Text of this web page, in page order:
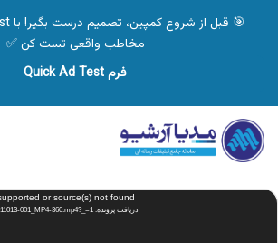
مخاطب واقعی تست کن ✅
فرم Quick Ad Test
نمایشگر
ویدیو or source(s) not found
دریافت پرونده: https://cdn.mediaarshiv.ir/files/Ra-fa011013-001_MP4-360.mp4?_=1